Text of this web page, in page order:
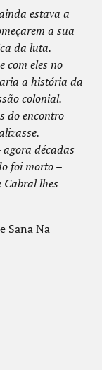
estava a
a sua
da luta.
com eles no
a história da
colonial.
do encontro
décadas
foi morto –
lhes
Sana Na